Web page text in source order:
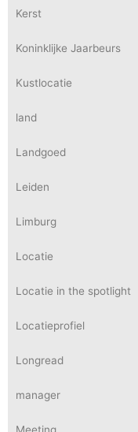
Kerst
Koninklijke Jaarbeurs
Kustlocatie
land
Landgoed
Leiden
Limburg
Locatie
Locatie in the spotlight
Locatieprofiel
Longread
manager